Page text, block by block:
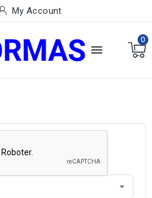
My Account

0